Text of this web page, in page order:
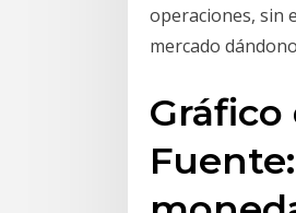
operaciones, sin
mercado
Gráfico